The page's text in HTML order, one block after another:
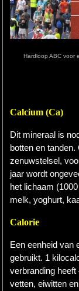
Hardlopen
Site
Hardloop ABC voor
Calcium (Ca)
Dit mineraal is
botten en
zenuwstelsel,
jaar wordt
het lichaam
melk, yoghurt,
Calorie
Een eenheid van
gebruikt. 1
verbranding
vetten, eiwitten